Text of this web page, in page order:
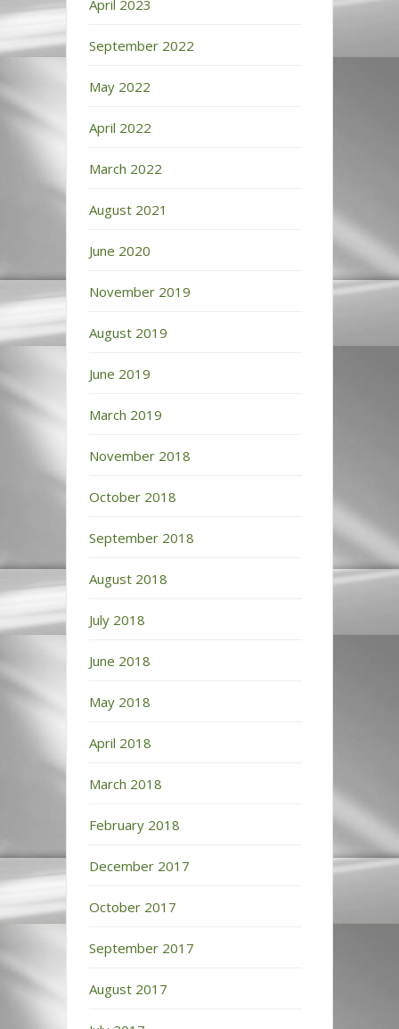
April 2023
September 2022
May 2022
April 2022
March 2022
August 2021
June 2020
November 2019
August 2019
June 2019
March 2019
November 2018
October 2018
September 2018
August 2018
July 2018
June 2018
May 2018
April 2018
March 2018
February 2018
December 2017
October 2017
September 2017
August 2017